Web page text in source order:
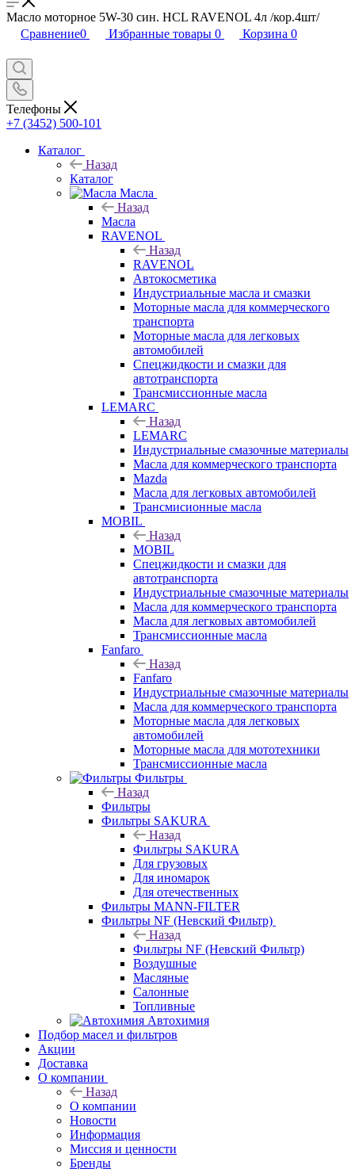
Масло моторное 5W-30 син. HCL RAVENOL 4л /кор.4шт/
Сравнение0 Избранные товары 0 Корзина 0
Телефоны
+7 (3452) 500-101
Каталог
Назад
Каталог
Масла
Назад
Масла
RAVENOL
Назад
RAVENOL
Автокосметика
Индустриальные масла и смазки
Моторные масла для коммерческого
транспорта
Моторные масла для легковых
автомобилей
Спецжидкости и смазки для
автотранспорта
Трансмиссионные масла
LEMARC
Назад
LEMARC
Индустриальные смазочные материалы
Масла для коммерческого транспорта
Mazda
Масла для легковых автомобилей
Трансмисионные масла
MOBIL
Назад
MOBIL
Cпецжидкости и смазки для
автотранспорта
Индустриальные смазочные материалы
Масла для коммерческого транспорта
Масла для легковых автомобилей
Трансмиссионные масла
Fanfaro
Назад
Fanfaro
Индустриальные смазочные материалы
Масла для коммерческого транспорта
Моторные масла для легковых
автомобилей
Моторные масла для мототехники
Трансмиссионные масла
Фильтры
Назад
Фильтры
Фильтры SAKURA
Назад
Фильтры SAKURA
Для грузовых
Для иномарок
Для отечественных
Фильтры MANN-FILTER
Фильтры NF (Невский Фильтр)
Назад
Фильтры NF (Невский Фильтр)
Воздушные
Масляные
Салонные
Топливные
Автохимия
Подбор масел и фильтров
Акции
Доставка
О компании
Назад
О компании
Новости
Информация
Миссия и ценности
Бренды